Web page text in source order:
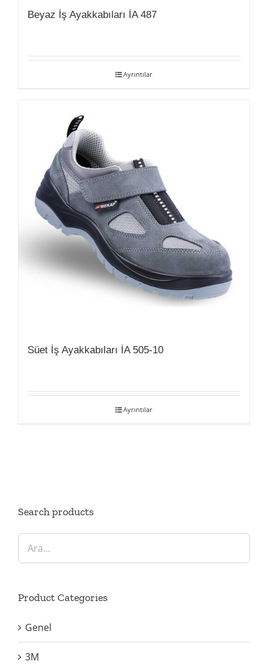
Beyaz İş Ayakkabıları İA 487
Ayrıntılar
Süet İş Ayakkabıları İA 505-10
Ayrıntılar
Search products
Product Categories
Genel
3M